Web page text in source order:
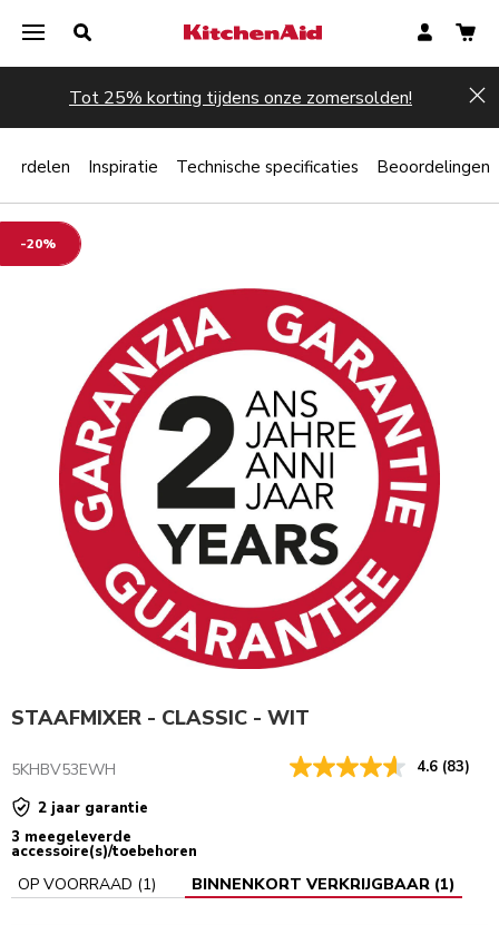
Tot 25% korting tijdens onze zomersolden!
-20%
STAAFMIXER - CLASSIC - WIT
5KHBV53EWH 4.6 (83)
2 jaar garantie
3 meegeleverde
accessoire(s)/toebehoren
OP VOORRAAD (1) BINNENKORT VERKRIJGBAAR (1)
Inspiratie Technische specificaties Beoordelingen